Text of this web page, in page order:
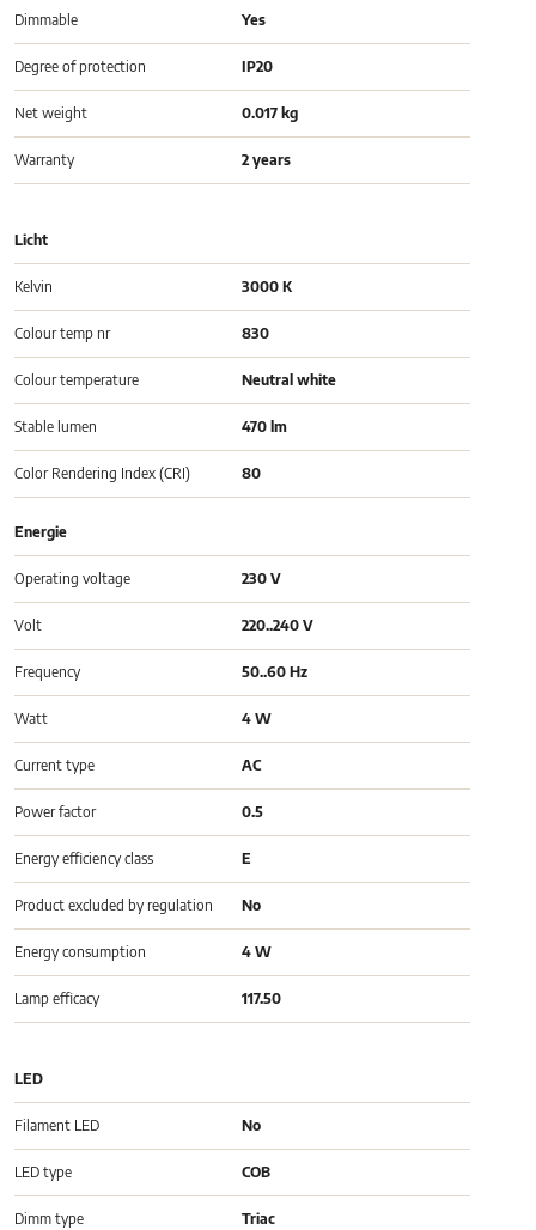
Dimmable Yes
Degree of protection IP20
Net weight 0.017 kg
Warranty 2 years
Licht
Kelvin 3000 K
Colour temp nr 830
Colour temperature Neutral white
Stable lumen 470 lm
Color Rendering Index (CRI) 80
Energie
Operating voltage 230 V
Volt 220..240 V
Frequency 50..60 Hz
Watt 4 W
Current type AC
Power factor 0.5
Energy efficiency class E
Product excluded by regulation No
Energy consumption 4 W
Lamp efficacy 117.50
LED
Filament LED No
LED type COB
Dimm type Triac